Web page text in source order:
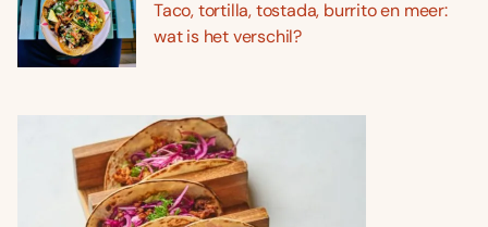
Taco, tortilla, tostada, burrito en meer:
wat is het verschil?